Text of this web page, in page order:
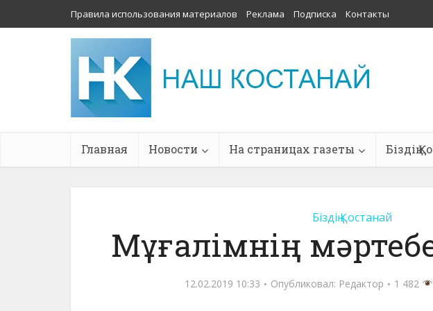
Правила использования материалов Реклама Подписка Контакты
Главная Новости На страницах газеты Біздің
Біздің Қостанай
Мұғалімнің
12.02.2019 10:33 Опубликовал: Редактор 1 482